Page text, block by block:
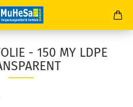
- 150 MY LDPE